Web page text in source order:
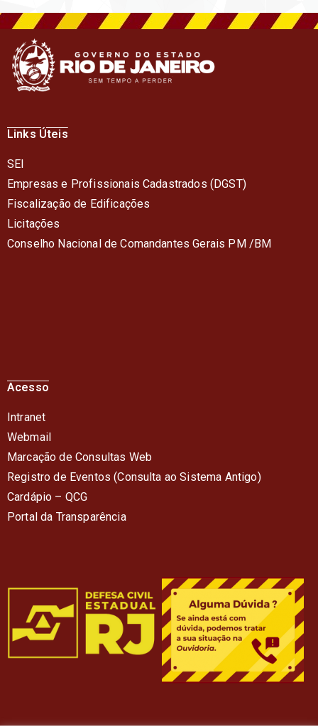
Links Úteis
SEI
Empresas e Profissionais Cadastrados (DGST)
Fiscalização de Edificações
Licitações
Conselho Nacional de Comandantes Gerais PM /BM
Acesso
Intranet
Webmail
Marcação de Consultas Web
Registro de Eventos (Consulta ao Sistema Antigo)
Cardápio – QCG
Portal da Transparência